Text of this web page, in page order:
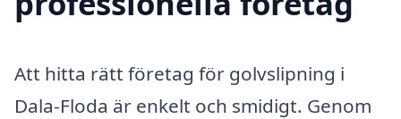
Att hitta rätt företag för golvslipning i
Dala-Floda är enkelt och smidigt. Genom